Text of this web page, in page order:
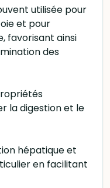
utilisée pour
et pour
favorisant ainsi
des
la digestion et le
hépatique et
en facilitant